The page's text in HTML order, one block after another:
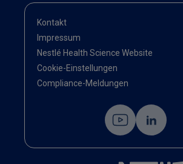
Kontakt
Impressum
Nestlé Health Science Website
Cookie-Einstellungen
Compliance-Meldungen